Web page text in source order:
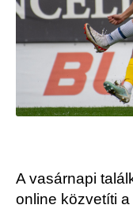
A vasárnapi
online közvetíti a